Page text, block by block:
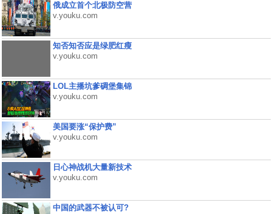
俄成立首个北极防空营
v.youku.com
知否知否应是绿肥红瘦
v.youku.com
LOL主播坑爹碉堡集锦
v.youku.com
美国要涨“保护费”
v.youku.com
日心神战机大量新技术
v.youku.com
中国的武器不被认可?